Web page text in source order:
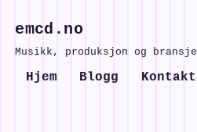
emcd.no
Musikk, produksjon og bransje
Hjem Blogg Kontakt